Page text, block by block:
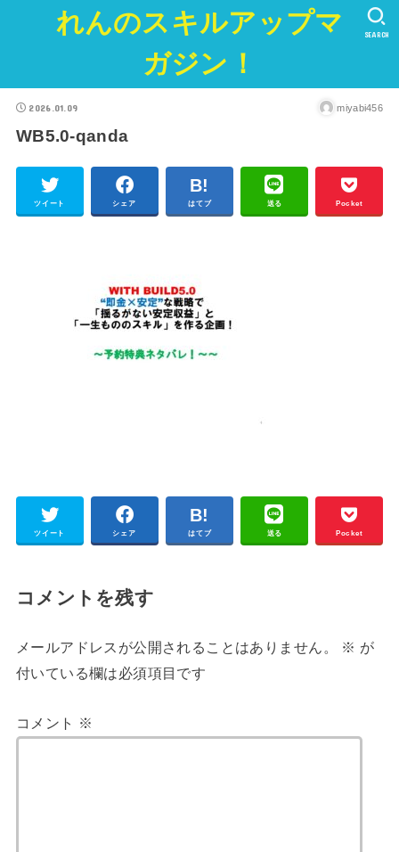
れんのスキルアップマ
ガジン！
SEARCH
2026.01.09 miyabi456
WB5.0-qanda
ツイート シェア はてブ 送る Pocket
ツイート シェア はてブ 送る Pocket
コメントを残す
メールアドレスが公開されることはありません。 ※ が
付いている欄は必須項目です
コメント ※